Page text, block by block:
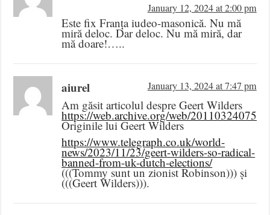
January 12, 2024 at 2:00 pm
Este fix Franța iudeo-masonică. Nu mă
miră deloc. Dar deloc. Nu mă miră, dar
mă doare!…..
aiurel January 13, 2024 at 7:47 pm
Am găsit articolul despre Geert Wilders
https://web.archive.org/web/
Originile lui Geert Wilders
https://www.telegraph.co.uk/world-
news/2023/11/23/geert-wilders-so-radical-
banned-from-uk-dutch-elections/
(((Tommy sunt un zionist Robinson))) și
(((Geert Wilders))).